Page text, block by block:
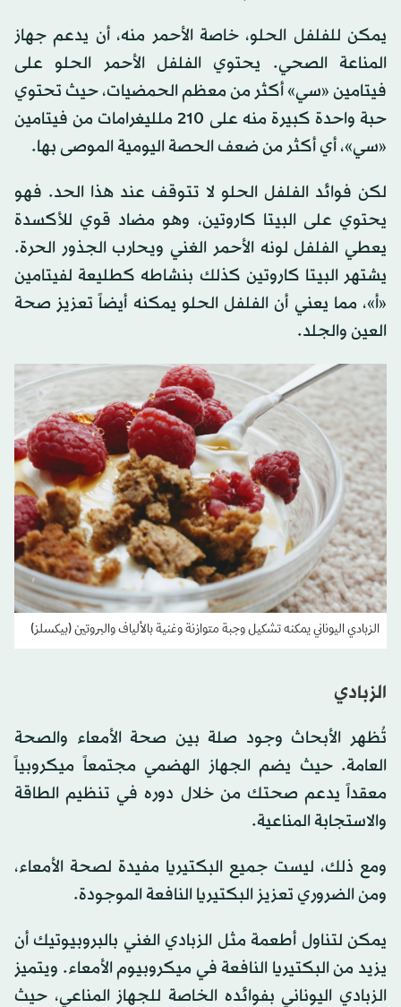
يمكن للفلفل الحلو، خاصة الأحمر منه، أن يدعم جهاز
المناعة الصحي. يحتوي الفلفل الأحمر الحلو على
فيتامين «سي» أكثر من معظم الحمضيات، حيث تحتوي
حبة واحدة كبيرة منه على 210 ملليغرامات من فيتامين
«سي»، أي أكثر من ضعف الحصة اليومية الموصى بها.
لكن فوائد الفلفل الحلو لا تتوقف عند هذا الحد. فهو
يحتوي على البيتا كاروتين، وهو مضاد قوي للأكسدة
يعطي الفلفل لونه الأحمر الغني ويحارب الجذور الحرة.
يشتهر البيتا كاروتين كذلك بنشاطه كطليعة لفيتامين
«أ»، مما يعني أن الفلفل الحلو يمكنه أيضاً تعزيز صحة
العين والجلد.
الزبادي اليوناني يمكنه تشكيل وجبة متوازنة وغنية بالألياف والبروتين (بيكسلز)
الزبادي
تُظهر الأبحاث وجود صلة بين صحة الأمعاء والصحة
العامة. حيث يضم الجهاز الهضمي مجتمعاً ميكروبياً
معقداً يدعم صحتك من خلال دوره في تنظيم الطاقة
والاستجابة المناعية.
ومع ذلك، ليست جميع البكتيريا مفيدة لصحة الأمعاء،
ومن الضروري تعزيز البكتيريا النافعة الموجودة.
يمكن لتناول أطعمة مثل الزبادي الغني بالبروبيوتيك أن
يزيد من البكتيريا النافعة في ميكروبيوم الأمعاء. ويتميز
الزبادي اليوناني بفوائده الخاصة للجهاز المناعي، حيث